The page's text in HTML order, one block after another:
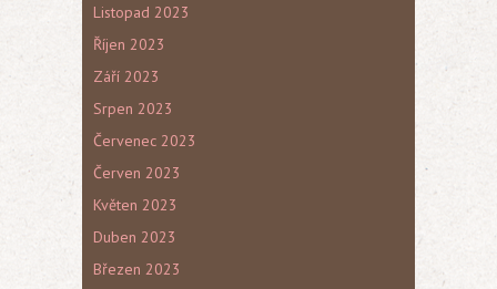
Listopad 2023
Říjen 2023
Září 2023
Srpen 2023
Červenec 2023
Červen 2023
Květen 2023
Duben 2023
Březen 2023